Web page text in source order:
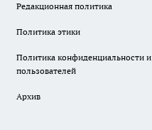
Редакционная политика
Политика этики
Политика конфиденциальности
пользователей
Архив